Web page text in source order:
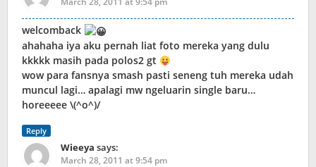
welcomback
ahahaha iya aku pernah liat foto mereka yang dulu
kkkkk masih pada polos2 gt
wow para fansnya smash pasti seneng tuh mereka udah
muncul lagi… apalagi mw ngeluarin single baru…
horeeeee \(^o^)/
Reply
Wieeya says:
March 28, 2011 at 9:54 pm